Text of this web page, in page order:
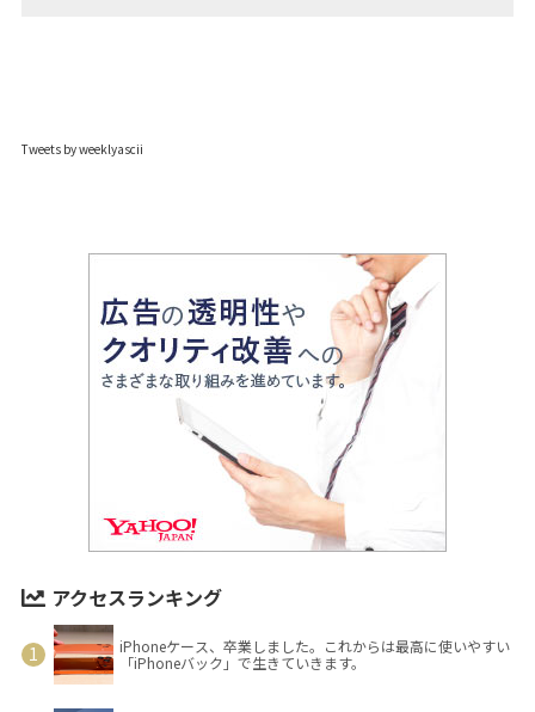
Tweets by weeklyascii
アクセスランキング
iPhoneケース、卒業しました。これからは最高に使いやすい
「iPhoneバック」で生きていきます。